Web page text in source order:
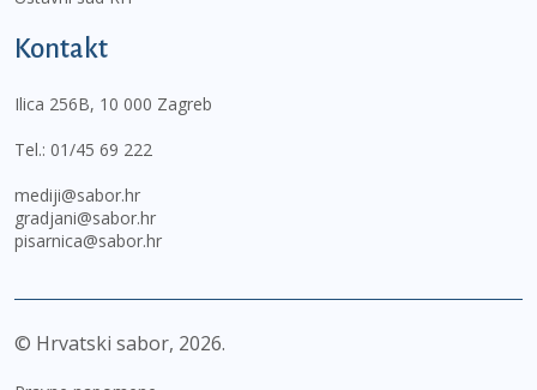
Kontakt
Ilica 256B, 10 000 Zagreb
Tel.: 01/45 69 222
mediji@sabor.hr
gradjani@sabor.hr
pisarnica@sabor.hr
© Hrvatski sabor, 2026